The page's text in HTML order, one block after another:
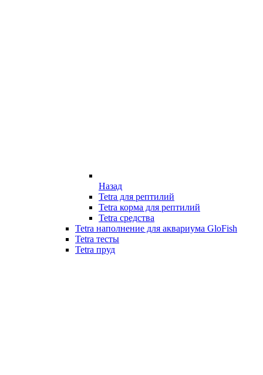
Назад
Tetra для рептилий
Tetra корма для рептилий
Tetra средства
Tetra наполнение для аквариума GloFish
Tetra тесты
Tetra пруд